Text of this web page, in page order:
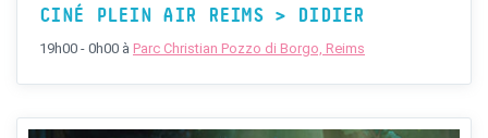
CINÉ PLEIN AIR REIMS > DIDIER
19h00 - 0h00 à Parc Christian Pozzo di Borgo, Reims